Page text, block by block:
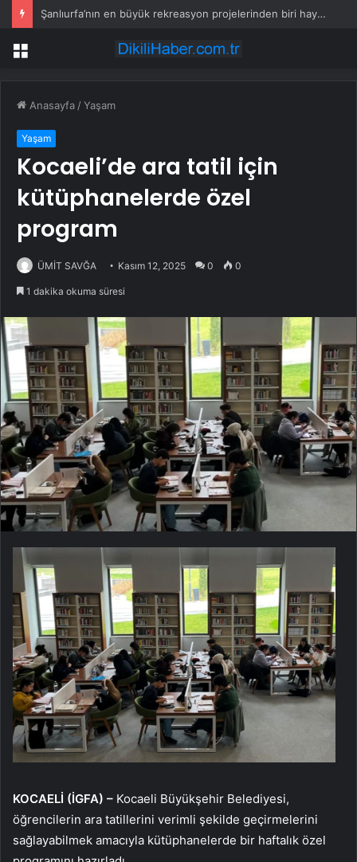
Şanlıurfa’nın en büyük rekreasyon projelerinden biri hayata geçiyor
Menü
Anasayfa /Yaşam
Yaşam
Kocaeli’de ara tatil için
kütüphanelerde özel
program
ÜMİT SAVĞA Kasım 12, 2025 0 0
1 dakika okuma süresi
KOCAELİ (İGFA) – Kocaeli Büyükşehir Belediyesi,
öğrencilerin ara tatillerini verimli şekilde geçirmelerini
sağlayabilmek amacıyla kütüphanelerde bir haftalık özel